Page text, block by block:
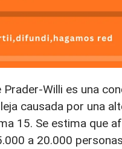
Prader-Willi es una
causada por una
15. Se estima que
a 20.000